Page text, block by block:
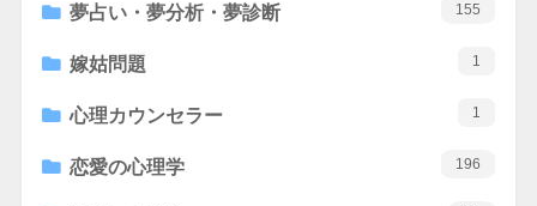
夢占い・夢分析・夢診断 155
嫁姑問題 1
心理カウンセラー 1
恋愛の心理学 196